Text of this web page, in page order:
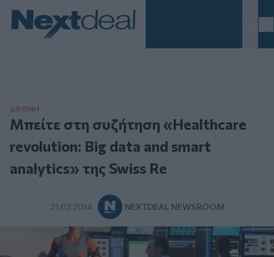
ΔΙΕΘΝΗ
Μπείτε στη συζήτηση «Healthcare
revolution: Big data and smart
analytics» της Swiss Re
21.02.2014 NEXTDEAL NEWSROOM